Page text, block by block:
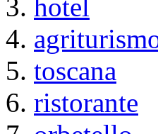
hotel
toscana
ristorante